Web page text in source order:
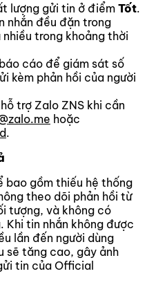
lượng gửi tin ở điểm Tốt.
nhắn đều đặn trong
trong khoảng thời
cáo để giám sát số
kèm phản hồi của người
trợ Zalo ZNS khi cần
hoặc
.
bao gồm thiếu hệ thống
theo dõi phản hồi từ
tượng, và không có
Khi tin nhắn không được
lần đến người dùng
sẽ tăng cao, gây ảnh
tin của Official